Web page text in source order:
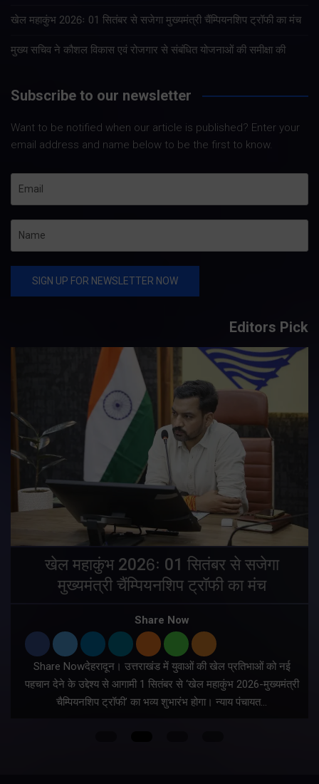
खेल महाकुंभ 2026ः 01 सितंबर से सजेगा मुख्यमंत्री चैंम्पियनशिप ट्रॉफी का मंच
मुख्य सचिव ने कौशल विकास एवं रोजगार से संबंधित योजनाओं की समीक्षा की
Subscribe to our newsletter
Want to be notified when our article is published? Enter your
email address and name below to be the first to know.
Editors Pick
खेल महाकुंभ 2026ः 01 सितंबर से सजेगा
मुख्यमंत्री चैंम्पियनशिप ट्रॉफी का मंच
Share Now
Share Nowदेहरादून। उत्तराखंड में युवाओं की खेल प्रतिभाओं को नई
पहचान देने के उद्देश्य से आगामी 1 सितंबर से ‘खेल महाकुंभ 2026-मुख्यमंत्री
चैम्पियनशिप ट्रॉफी’ का भव्य शुभारंभ होगा। न्याय पंचायत…